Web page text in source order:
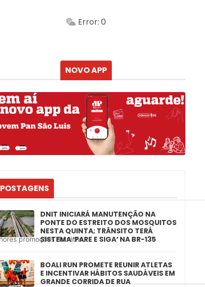
Min.
Error: 0
NOVO APP
POSTAGENS
DNIT INICIARÁ MANUTENÇÃO NA
PONTE DO ESTREITO DOS MOSQUITOS
NESTA QUINTA; TRÂNSITO TERÁ
SISTEMA ‘PARE E SIGA’ NA BR-135
BOALI RUN PROMETE REUNIR ATLETAS
E INCENTIVAR HÁBITOS SAUDÁVEIS EM
GRANDE CORRIDA DE RUA